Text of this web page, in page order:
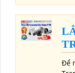
Để